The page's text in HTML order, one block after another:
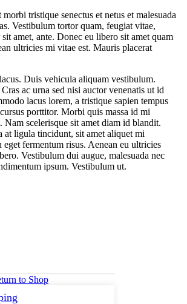
tristique senectus et netus et malesuada
Vestibulum tortor quam, feugiat vitae,
amet, ante. Donec eu libero sit amet quam
ultricies mi vitae est. Mauris placerat
Duis vehicula aliquam vestibulum.
ac urna sed nisi auctor venenatis ut id
lacus lorem, a tristique sapien tempus
porttitor. Morbi quis massa id mi
Nam scelerisque sit amet diam id blandit.
ligula tincidunt, sit amet aliquet mi
eget fermentum risus. Aenean eu ultricies
Vestibulum dui augue, malesuada nec
ipsum. Vestibulum ut.
to Shop